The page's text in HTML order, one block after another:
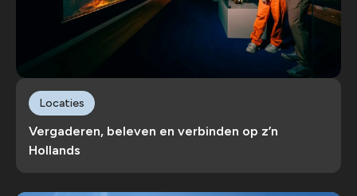
Vergaderen, beleven en verbinden op z’n
Hollands
Locaties